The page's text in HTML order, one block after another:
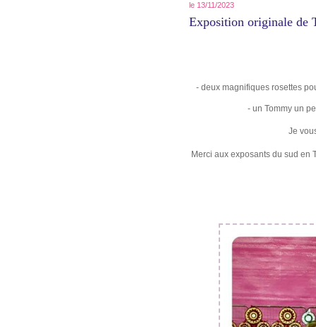
le 13/11/2023
Exposition originale de
- deux magnifiques rosettes
- un Tommy un
Je
Merci aux exposants du sud en